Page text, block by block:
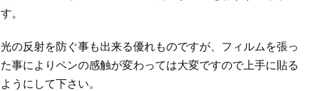
す。
光の反射を防ぐ事も出来る優れものですが、フィルムを張っ
た事によりペンの感触が変わっては大変ですので上手に貼る
ようにして下さい。